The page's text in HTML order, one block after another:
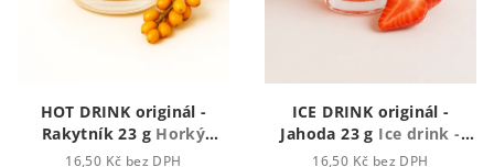
HOT DRINK originál -
Rakytník 23 g Horký
nápoj
16,50 Kč bez DPH
ICE DRINK originál -
Jahoda 23 g Ice drink -
ledový nápoj
16,50 Kč bez DPH